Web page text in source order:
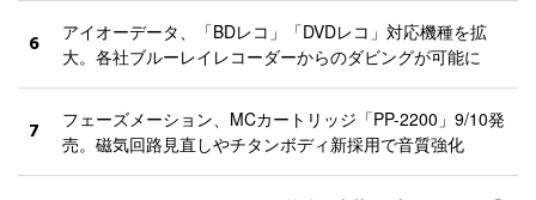
6
アイオーデータ、「BDレコ」「DVDレコ」対応機種を拡
大。各社ブルーレイレコーダーからのダビングが可能に
7
フェーズメーション、MCカートリッジ「PP-2200」9/10発
売。磁気回路見直しやチタンボディ新採用で音質強化